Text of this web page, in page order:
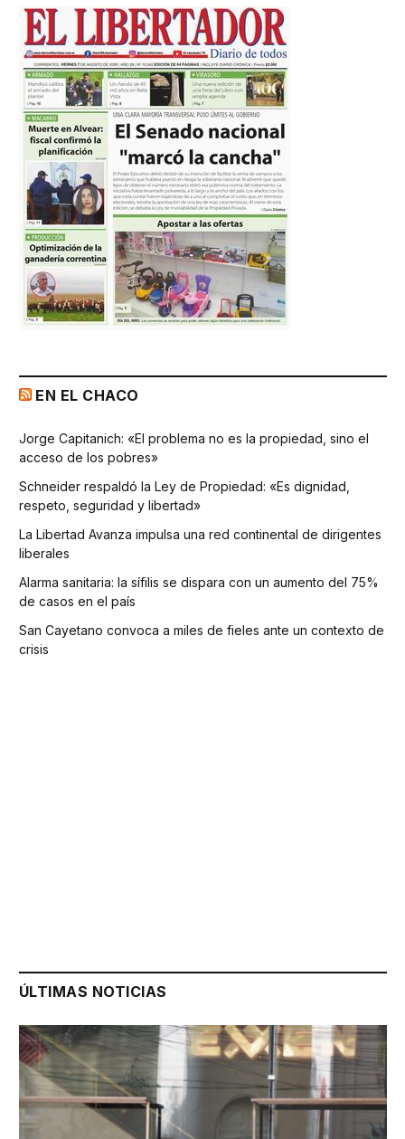
EN EL CHACO
Jorge Capitanich: «El problema no es la propiedad, sino el
acceso de los pobres»
Schneider respaldó la Ley de Propiedad: «Es dignidad,
respeto, seguridad y libertad»
La Libertad Avanza impulsa una red continental de dirigentes
liberales
Alarma sanitaria: la sífilis se dispara con un aumento del 75%
de casos en el país
San Cayetano convoca a miles de fieles ante un contexto de
crisis
ÚLTIMAS NOTICIAS